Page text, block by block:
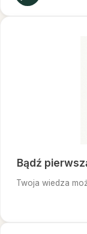
Bądź
Twoja wiedza